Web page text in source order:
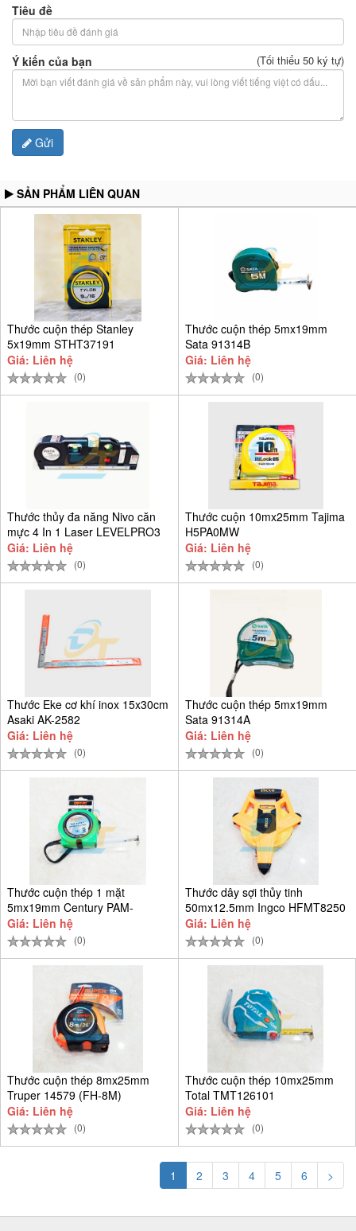
Tiêu đề
Ý kiến của bạn (Tối thiểu 50 ký tự)
Gửi
SẢN PHẨM LIÊN QUAN
Thước cuộn thép Stanley
5x19mm STHT37191
Giá: Liên hệ
(0)
Thước cuộn thép 5mx19mm
Sata 91314B
Giá: Liên hệ
(0)
Thước thủy đa năng Nivo căn
mực 4 In 1 Laser LEVELPRO3
Giá: Liên hệ
(0)
Thước cuộn 10mx25mm Tajima
H5PA0MW
Giá: Liên hệ
(0)
Thước Eke cơ khí inox 15x30cm
Asaki AK-2582
Giá: Liên hệ
(0)
Thước cuộn thép 5mx19mm
Sata 91314A
Giá: Liên hệ
(0)
Thước cuộn thép 1 mặt
5mx19mm Century PAM-
CEN5M-T
Giá: Liên hệ
(0)
Thước dây sợi thủy tinh
50mx12.5mm Ingco HFMT8250
Giá: Liên hệ
(0)
Thước cuộn thép 8mx25mm
Truper 14579 (FH-8M)
Giá: Liên hệ
(0)
Thước cuộn thép 10mx25mm
Total TMT126101
Giá: Liên hệ
(0)
1 2 3 4 5 6 >